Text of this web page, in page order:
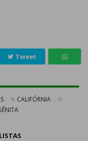
Tweet
CALIFÓRNIA